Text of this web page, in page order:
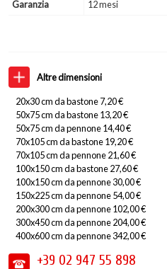
Altre dimensioni
20x30 cm da bastone 7,20 €
50x75 cm da bastone 13,20 €
50x75 cm da pennone 14,40 €
70x105 cm da bastone 19,20 €
70x105 cm da pennone 21,60 €
100x150 cm da bastone 27,60 €
100x150 cm da pennone 30,00 €
150x225 cm da pennone 54,00 €
200x300 cm da pennone 102,00 €
300x450 cm da pennone 204,00 €
400x600 cm da pennone 342,00 €
+39 02 947 55 898
Garanzia
12 mesi